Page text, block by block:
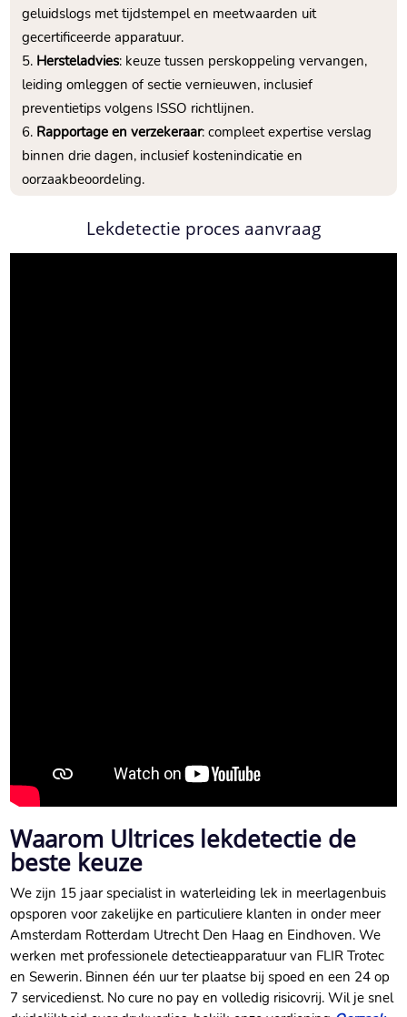
geluidslogs met tijdstempel en meetwaarden uit
gecertificeerde apparatuur.​
Hersteladvies: keuze tussen perskoppeling vervangen,
leiding omleggen of sectie vernieuwen, inclusief
preventietips volgens ISSO richtlijnen.​
Rapportage en verzekeraar: compleet expertise verslag
binnen drie dagen, inclusief kostenindicatie en
oorzaakbeoordeling.​
Lekdetectie proces aanvraag
Waarom Ultrices lekdetectie de
beste keuze
We zijn 15 jaar specialist in waterleiding lek in meerlagenbuis
opsporen voor zakelijke en particuliere klanten in onder meer
Amsterdam Rotterdam Utrecht Den Haag en Eindhoven.​ We
werken met professionele detectieapparatuur van FLIR Trotec
en Sewerin.​ Binnen één uur ter plaatse bij spoed en een 24 op
7 servicedienst.​ No cure no pay en volledig risicovrij.​ Wil je snel